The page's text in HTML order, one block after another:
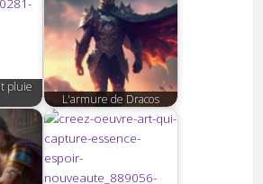
pluie
L'armure de Dracos